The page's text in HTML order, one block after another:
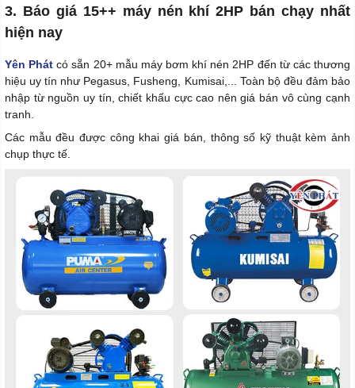
3. Báo giá 15++ máy nén khí 2HP bán chạy nhất
hiện nay
Yên Phát có sẵn 20+ mẫu máy bơm khí nén 2HP đến từ các thương
hiệu uy tín như Pegasus, Fusheng, Kumisai,... Toàn bộ đều đảm bảo
nhập từ nguồn uy tín, chiết khấu cực cao nên giá bán vô cùng cạnh
tranh.
Các mẫu đều được công khai giá bán, thông số kỹ thuật kèm ảnh
chụp thực tế.